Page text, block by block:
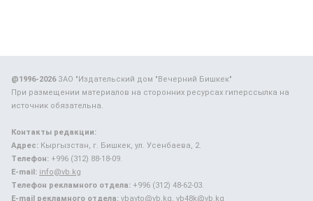
@1996-2026ЗАО "Издательский дом "Вечерний Бишкек"
При размещении материалов на сторонних ресурсах гиперссылка на
источник обязательна.
Контакты редакции:
Адрес: Кыргызстан, г. Бишкек, ул. Усенбаева, 2.
Телефон: +996 (312) 88-18-09.
E-mail: info@vb.kg
Телефон рекламного отдела: +996 (312) 48-62-03.
E-mail рекламного отдела: vbavto@vb.kg, vb48k@vb.kg